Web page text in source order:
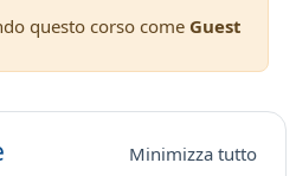
questo corso come Guest
Minimizza tutto